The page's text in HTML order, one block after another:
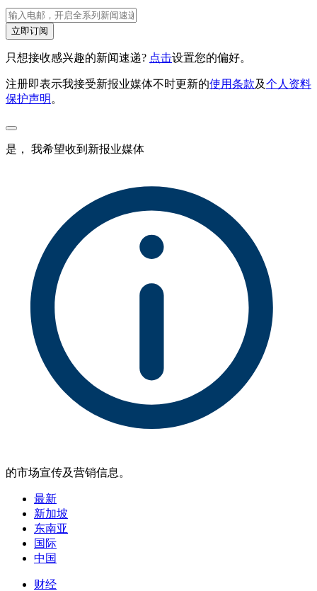
立即订阅
只想接收感兴趣的新闻速递? 点击设置您的偏好。
注册即表示我接受新报业媒体不时更新的使用条款及个人资料
保护声明 。
是， 我希望收到新报业媒体
的市场宣传及营销信息。
最新
新加坡
东南亚
国际
中国
财经